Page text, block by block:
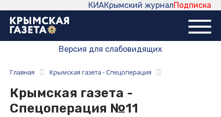
Подписка
Крымский журнал
КИА
Версия для слабовидящих
Главная Крымская газета - Спецоперация
Крымская газета -
Спецоперация №11